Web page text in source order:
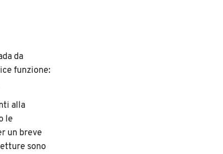
da
funzione:
alla
le
un breve
sono